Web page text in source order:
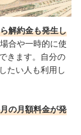
解約金も発生し
合や一時的に使
きます。自分の
たい人も利用し
の月額料金が発